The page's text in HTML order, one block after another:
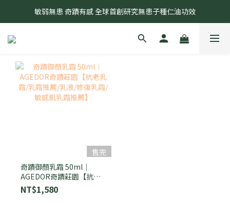
奇蹟莊園2026年開始以「專利成分與研發中心」持續為大家服務
敏弱無患 奇蹟有感 全球首創研究無患子種仁油功效
奇蹟莊園2026年開始以「專利成分與研發中心」持續為大家服務
售完
奇蹟御顏乳霜 50ml｜
AGEDOR奇蹟莊園【抗老
乳霜/乳霜推薦/乳液/修復
乳霜/敏感肌乳霜推薦】
NT$1,580